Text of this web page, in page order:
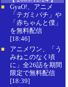
■
GyaO!、アニメ
「テガミバチ」や
「赤ちゃんと僕」
を無料配信
[18:46]
■
アニメワン、「う
みねこのなく頃
に」全26話を期間
限定で無料配信
[18:39]